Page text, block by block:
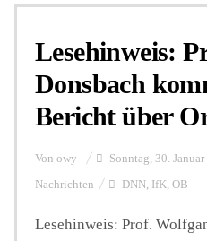
Lesehinweis:
Donsbach
Bericht über
Von owy Sonntag, 30. Januar
Nachrichten DNN, IfK, OB
Lesehinweis: Prof.